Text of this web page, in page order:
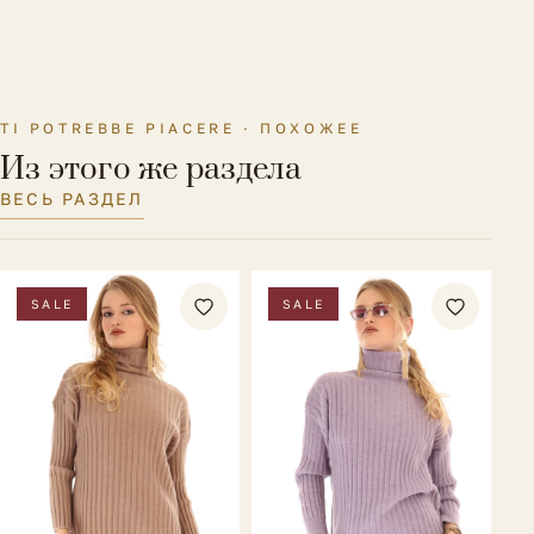
TI POTREBBE PIACERE · ПОХОЖЕЕ
Из этого же раздела
ВЕСЬ РАЗДЕЛ
SALE SALE